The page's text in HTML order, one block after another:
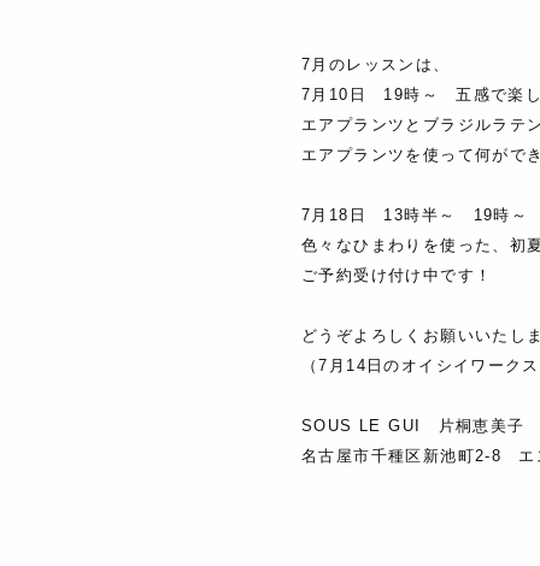
7月のレッスンは、
7月10日 19時～ 五感で楽し
エアプランツとブラジルラ
エアプランツを使って何がで
7月18日 13時半～ 19時～
色々なひまわりを使った、初
ご予約受け付け中です！
どうぞよろしくお願いいたし
（7月14日のオイシイワーク
SOUS LE GUI 片桐恵美子
名古屋市千種区新池町2-8 エ